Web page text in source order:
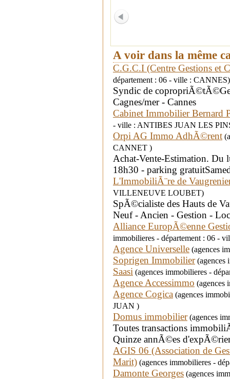
A voir dans la même
C.G.C.I (Centre Gestions et
département : 06 - ville : CANNES)
Syndic de
Cagnes/mer - Cannes
Cabinet Immobilier Bernard
- ville : ANTIBES JUAN LES
Orpi AG Immo AdhÃ©rent
CANNET )
Achat-Vente-Estimation. Du
18h30 - parking
L'ImmobiliÃ¨re de
VILLENEUVE LOUBET)
SpÃ©cialiste des Hauts de
Neuf - Ancien - Gestion -
Alliance EuropÃ©enne
immobilieres - département : 06 -
Agence Universelle (agences
Soprigen Immobilier(agences
Saasi (agences immobilieres -
Agence Accessimmo (agences
Agence Cogica (agences
JUAN )
Domus immobilier(agences
Toutes transactions
Quinze annÃ©es
AGIS 06 (Association de
Marit) (agences immobilieres -
Damonte Georges (agences